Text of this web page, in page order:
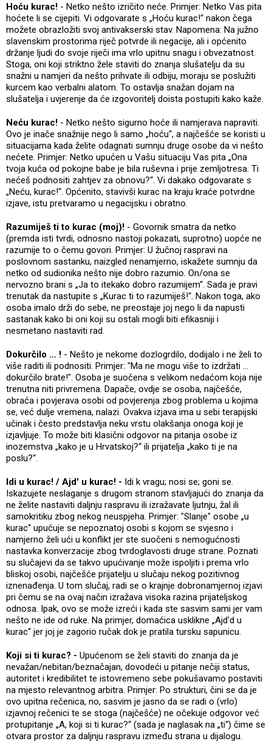
Hoću kurac! - Netko nešto izričito neće. Primjer: Netko Vas pita
hoćete li se cijepiti. Vi odgovarate s „Hoću kurac!“ nakon čega
možete obrazložiti svoj antivakserski stav. Napomena: Na južno
slavenskim prostorima riječ potvrde ili negacije, ali i općenito
držanje ljudi do svoje riječi ima vrlo upitnu snagu i obvezatnost.
Stoga, oni koji striktno žele staviti do znanja slušatelju da su
snažni u namjeri da nešto prihvate ili odbiju, moraju se poslužiti
kurcem kao verbalni alatom. To ostavlja snažan dojam na
slušatelja i uvjerenje da će izgovoritelj doista postupiti kako kaže.
Neću kurac! - Netko nešto sigurno hoće ili namjerava napraviti.
Ovo je inače snažnije nego li samo „hoću“, a najčešće se koristi u
situacijama kada želite odagnati sumnju druge osobe da vi nešto
nećete. Primjer: Netko upućen u Vašu situaciju Vas pita „Ona
tvoja kuća od pokojne babe je bila ruševna i prije zemljotresa. Ti
nećeš podnositi zahtjev za obnovu?“. Vi dakako odgovarate s
„Neću, kurac!“. Općenito, stavivši kurac na kraju kraće potvrdne
izjave, istu pretvaramo u negacijsku i obratno.
Razumiješ ti to kurac (moj)! - Govornik smatra da netko
(premda isti tvrdi, odnosno nastoji pokazati, suprotno) uopće ne
razumije to o čemu govori. Primjer: U žučnoj raspravi na
poslovnom sastanku, naizgled nenamjerno, iskažete sumnju da
netko od sudionika nešto nije dobro razumio. On/ona se
nervozno brani s „Ja to itekako dobro razumijem“. Sada je pravi
trenutak da nastupite s „Kurac ti to razumiješ!“. Nakon toga, ako
osoba imalo drži do sebe, ne preostaje joj nego li da napusti
sastanak kako bi oni koji su ostali mogli biti efikasniji i
nesmetano nastaviti rad.
Dokurčilo … ! - Nešto je nekome dozlogrdilo, dodijalo i ne želi to
više raditi ili podnositi. Primjer: "Ma ne mogu više to izdržati ...
dokurčilo brate!". Osoba je suočena s velikom nedaćom koja nije
trenutna niti privremena. Dapače, ovdje se osoba, najčešće,
obraća i povjerava osobi od povjerenja zbog problema u kojima
se, već dulje vremena, nalazi. Ovakva izjava ima u sebi terapijski
učinak i često predstavlja neku vrstu olakšanja onoga koji je
izjavljuje. To može biti klasični odgovor na pitanja osobe iz
inozemstva „kako je u Hrvatskoj?“ ili prijatelja „kako ti je na
poslu?“.
Idi u kurac! / Ajd' u kurac! - Idi k vragu; nosi se; goni se.
Iskazujete neslaganje s drugom stranom stavljajući do znanja da
ne želite nastaviti daljnju raspravu ili izražavate ljutnju, žal ili
samokritiku zbog nekog neuspjeha. Primjer: "Slanje" osobe „u
kurac“ upućuje se nepoznatoj osobi s kojom se svjesno i
namjerno želi ući u konflikt jer ste suočeni s nemogućnosti
nastavka konverzacije zbog tvrdoglavosti druge strane. Poznati
su slučajevi da se takvo upućivanje može ispoljiti i prema vrlo
bliskoj osobi, najčešće prijatelju u slučaju nekog pozitivnog
iznenađenja. U tom slučaj, radi se o krajnje dobronamjernoj izjavi
pri čemu se na ovaj način izražava visoka razina prijateljskog
odnosa. Ipak, ovo se može izreći i kada ste sasvim sami jer vam
nešto ne ide od ruke. Na primjer, domaćica usklikne „Ajd'd u
kurac“ jer joj je zagorio ručak dok je pratila tursku sapunicu.
Koji si ti kurac? - Upućenom se želi staviti do znanja da je
nevažan/nebitan/beznačajan, dovodeći u pitanje nečiji status,
autoritet i kredibilitet te istovremeno sebe pokušavamo postaviti
na mjesto relevantnog arbitra. Primjer: Po strukturi, čini se da je
ovo upitna rečenica, no, sasvim je jasno da se radi o (vrlo)
izjavnoj rečenici te se stoga (najčešće) ne očekuje odgovor već
protupitanje „A, koji si ti kurac?“ (sada je naglasak na „ti“) čime se
otvara prostor za daljnju raspravu između strana u dijalogu.